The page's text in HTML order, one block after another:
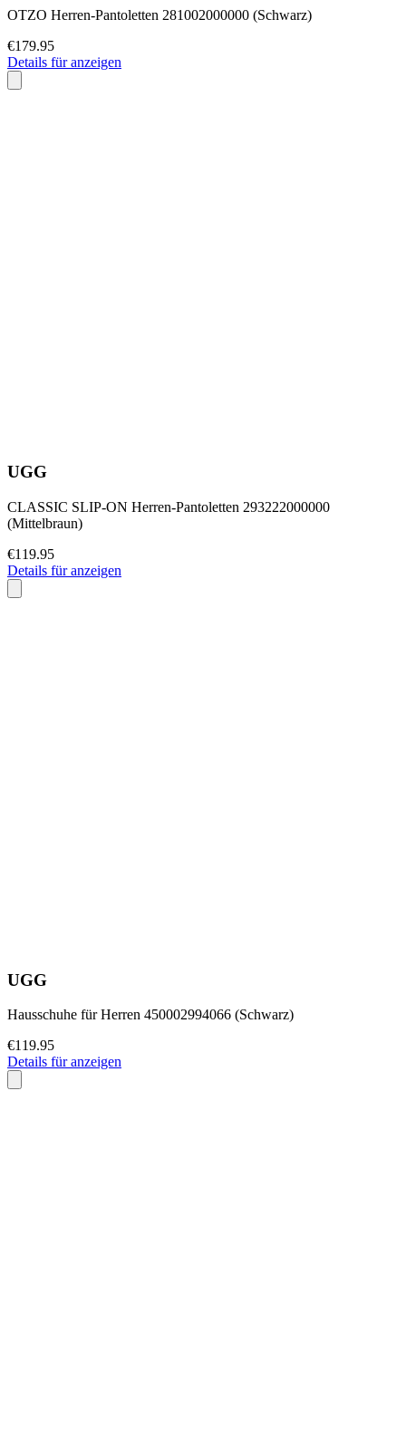
OTZO Herren-Pantoletten 281002000000 (Schwarz)
€179.95
Details für anzeigen
UGG
CLASSIC SLIP-ON Herren-Pantoletten 293222000000
(Mittelbraun)
€119.95
Details für anzeigen
UGG
Hausschuhe für Herren 450002994066 (Schwarz)
€119.95
Details für anzeigen